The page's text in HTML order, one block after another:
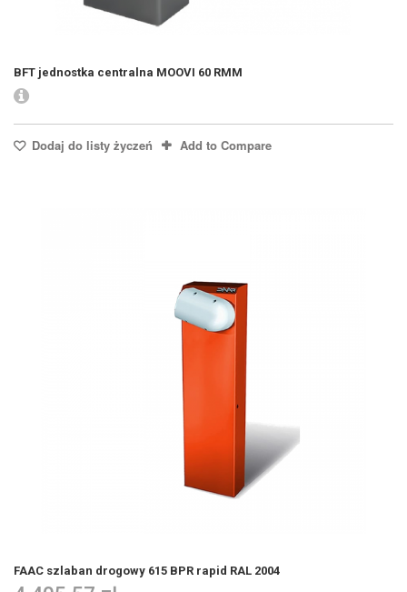
BFT jednostka centralna MOOVI 60 RMM
Dodaj do listy życzeń Add to Compare
FAAC szlaban drogowy 615 BPR rapid RAL 2004